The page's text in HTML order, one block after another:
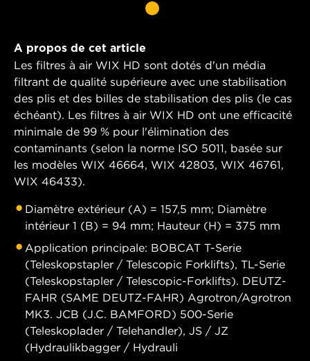
A propos de cet article
Les filtres à air WIX HD sont dotés d'un média
filtrant de qualité supérieure avec une stabilisation
des plis et des billes de stabilisation des plis (le cas
échéant). Les filtres à air WIX HD ont une efficacité
minimale de 99 % pour l'élimination des
contaminants (selon la norme ISO 5011, basée sur
les modèles WIX 46664, WIX 42803, WIX 46761,
WIX 46433).
Diamètre extérieur (A) = 157,5 mm; Diamètre
intérieur 1 (B) = 94 mm; Hauteur (H) = 375 mm
Application principale: BOBCAT T-Serie
(Teleskopstapler / Telescopic Forklifts), TL-Serie
(Teleskopstapler / Telescopic-Forklifts). DEUTZ-
FAHR (SAME DEUTZ-FAHR) Agrotron/Agrotron
MK3. JCB (J.C. BAMFORD) 500-Serie
(Teleskoplader / Telehandler), JS / JZ
(Hydraulikbagger / Hydrauli